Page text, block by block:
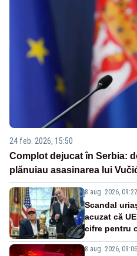
24 feb. 2026, 15:50
Complot dejucat în Serbia:
plănuiau asasinarea lui
8 aug. 2026, 09:22
Scandal
acuzat că
cifre pentru
8 aug. 2026, 09:06